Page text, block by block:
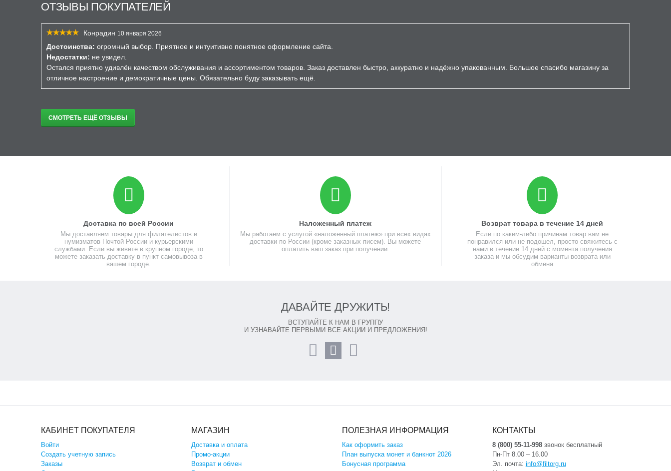
ОТЗЫВЫ ПОКУПАТЕЛЕЙ
Конрадин 10 января 2026
Достоинства: огромный выбор. Приятное и интуитивно понятное оформление сайта.
Недостатки: не увидел.
Остался приятно удивлён качеством обслуживания и ассортиментом товаров. Заказ доставлен быстро, аккуратно и надёжно упакованным. Большое спасибо магазину за
отличное настроение и демократичные цены. Обязательно буду заказывать ещё.
СМОТРЕТЬ ЕЩЁ ОТЗЫВЫ
Доставка по всей России
Мы доставляем товары для филателистов и
нумизматов Почтой России и курьерскими
службами. Если вы живете в крупном городе, то
можете заказать доставку в пункт самовывоза в
вашем городе.
Наложенный платеж
Мы работаем с услугой «наложенный платеж» при всех видах
доставки по России (кроме заказных писем). Вы можете
оплатить ваш заказ при получении.
Возврат товара в течение 14 дней
Если по каким-либо причинам товар вам не
понравился или не подошел, просто свяжитесь с
нами в течение 14 дней с момента получения
заказа и мы обсудим варианты возврата или
обмена
ДАВАЙТЕ ДРУЖИТЬ!
ВСТУПАЙТЕ К НАМ В ГРУППУ
И УЗНАВАЙТЕ ПЕРВЫМИ ВСЕ АКЦИИ И ПРЕДЛОЖЕНИЯ!
КАБИНЕТ ПОКУПАТЕЛЯ
Войти
Создать учетную запись
Заказы
МАГАЗИН
Доставка и оплата
Промо-акции
Возврат и обмен
ПОЛЕЗНАЯ ИНФОРМАЦИЯ
Как оформить заказ
План выпуска монет и банкнот 2026
Бонусная программа
КОНТАКТЫ
8 (800) 55-11-998звонок бесплатный
Пн-Пт 8.00 – 16.00
Эл. почта: info@filtorg.ru